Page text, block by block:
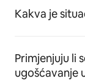
Kakva je
Primjenjuju li
ugošćavanje